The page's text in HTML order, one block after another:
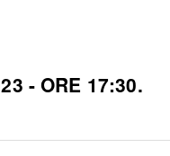
- ORE 17:30.